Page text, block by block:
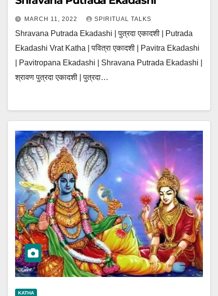
MARCH 11, 2022 SPIRITUAL TALKS
Shravana Putrada Ekadashi | पुत्रदा एकादशी | Putrada
Ekadashi Vrat Katha | पवित्रा एकादशी | Pavitra Ekadashi
| Pavitropana Ekadashi | Shravana Putrada Ekadashi |
श्रावण पुत्रदा एकादशी | पुत्रदा…
KATHA